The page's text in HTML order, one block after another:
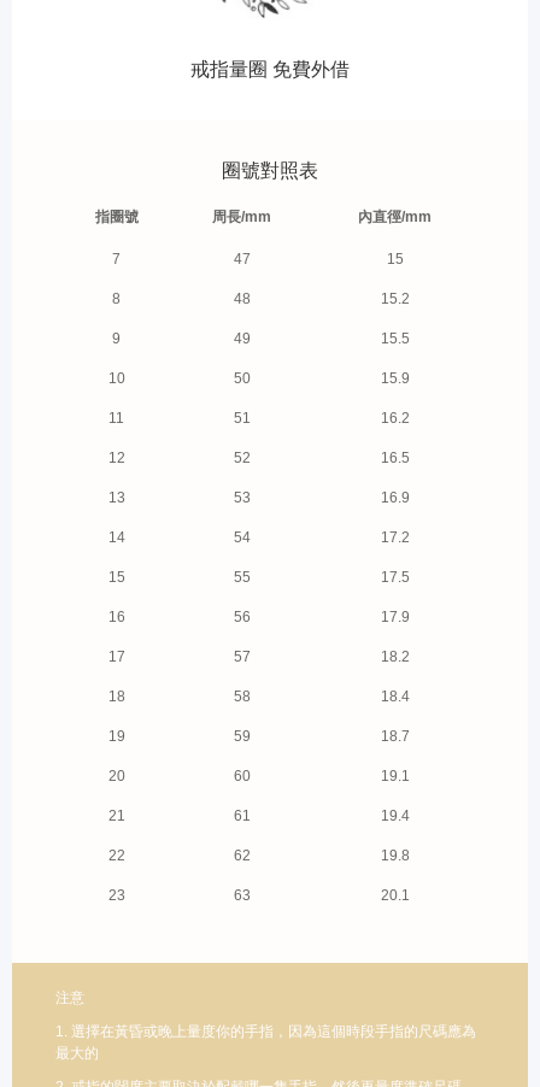
戒指量圈 免費外借
圈號對照表
指圈號 周長/mm 內直徑/mm
7 47 15
8 48 15.2
9 49 15.5
10 50 15.9
11 51 16.2
12 52 16.5
13 53 16.9
14 54 17.2
15 55 17.5
16 56 17.9
17 57 18.2
18 58 18.4
19 59 18.7
20 60 19.1
21 61 19.4
22 62 19.8
23 63 20.1
注意
1. 選擇在黃昏或晚上量度你的手指，因為這個時段手指的尺碼應為
最大的